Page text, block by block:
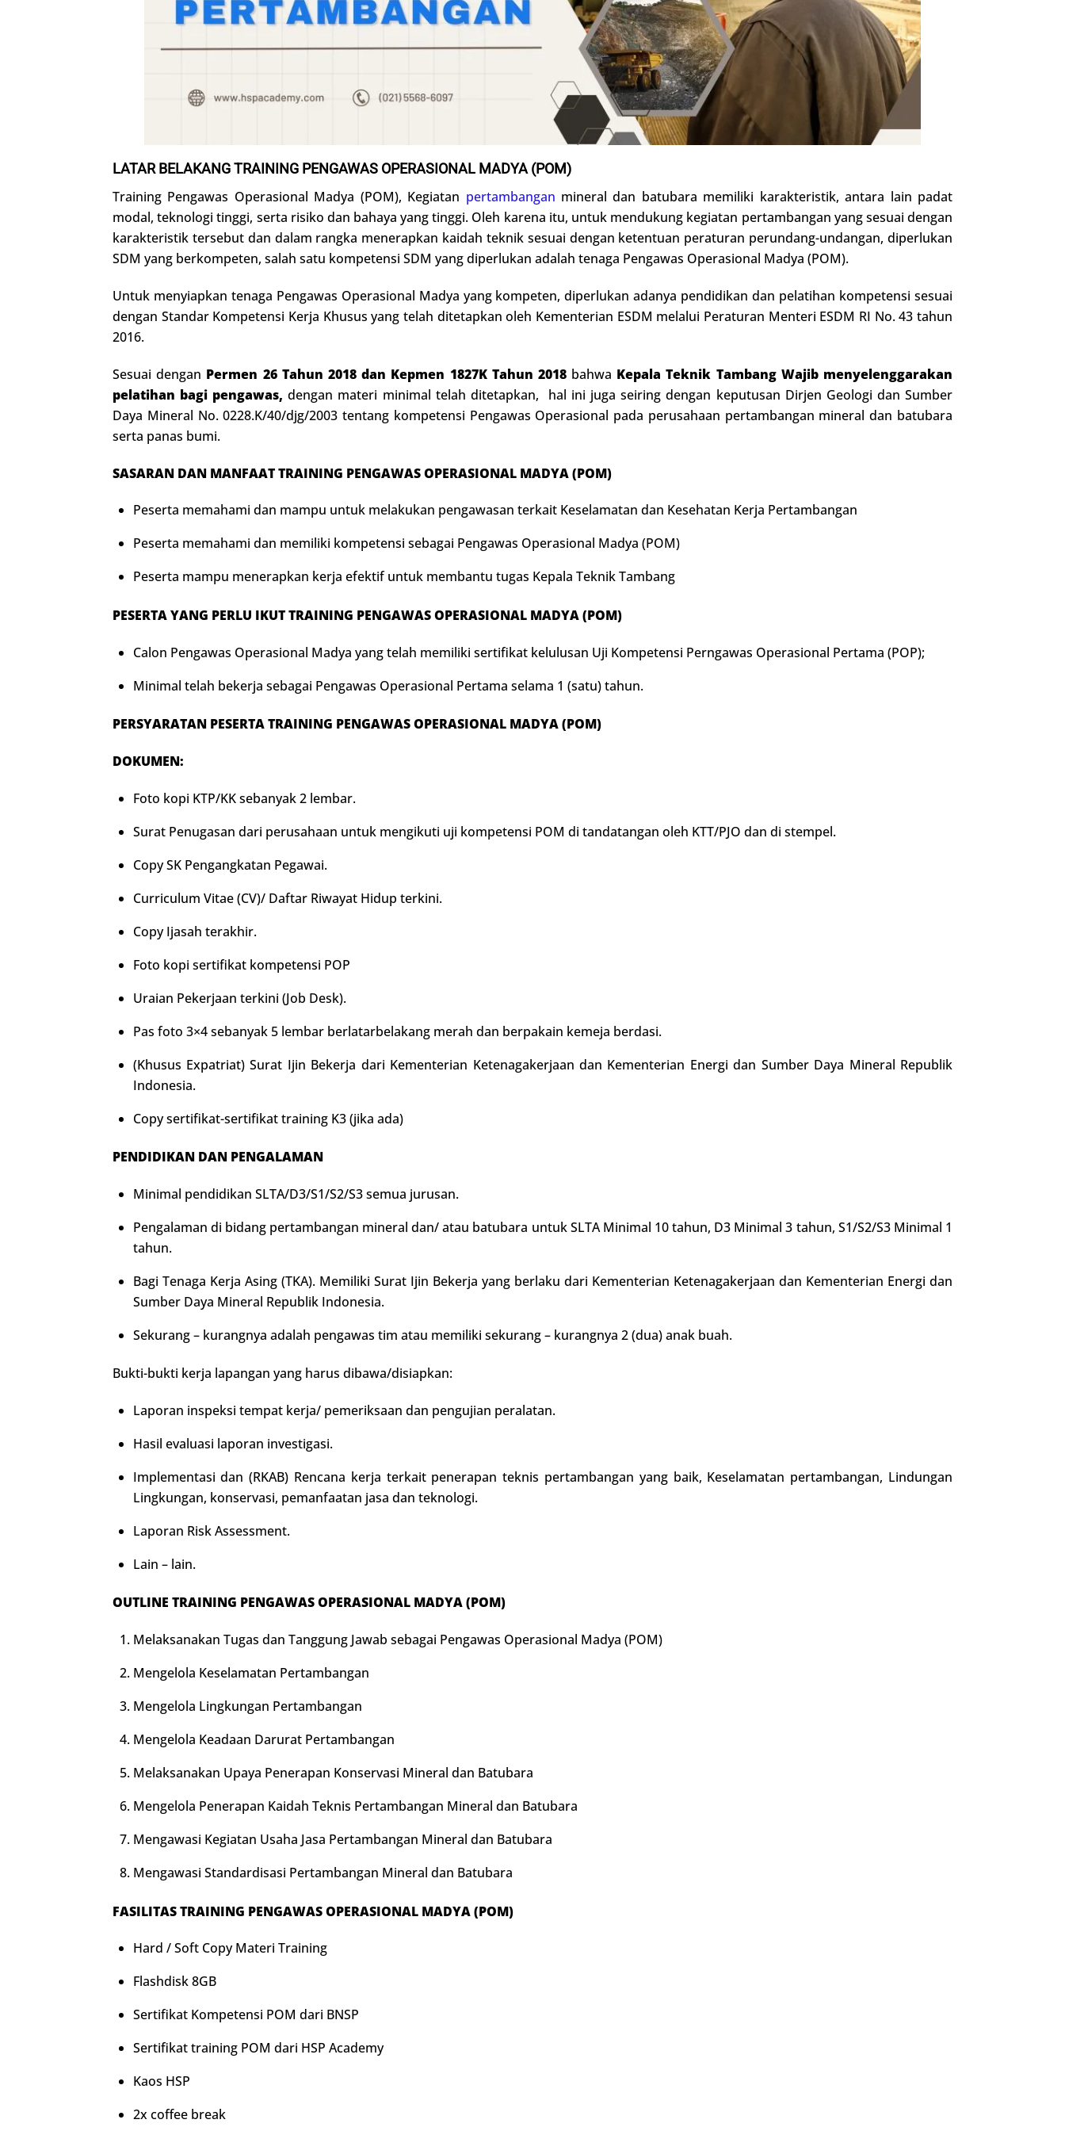
LATAR BELAKANGTRAINING PENGAWAS OPERASIONAL MADYA (POM)
Training Pengawas Operasional Madya (POM), Kegiatan pertambangan mineral dan batubara memiliki karakteristik, antara lain padat
modal, teknologi tinggi, serta risiko dan bahaya yang tinggi. Oleh karena itu, untuk mendukung kegiatan pertambangan yang sesuai dengan
karakteristik tersebut dan dalam rangka menerapkan kaidah teknik sesuai dengan ketentuan peraturan perundang-undangan, diperlukan
SDM yang berkompeten, salah satu kompetensi SDM yang diperlukan adalah tenaga Pengawas Operasional Madya (POM).
Untuk menyiapkan tenaga Pengawas Operasional Madya yang kompeten, diperlukan adanya pendidikan dan pelatihan kompetensi sesuai
dengan Standar Kompetensi Kerja Khusus yang telah ditetapkan oleh Kementerian ESDM melalui Peraturan Menteri ESDM RI No. 43 tahun
2016.
Sesuai dengan Permen 26 Tahun 2018 dan Kepmen 1827K Tahun 2018bahwa Kepala Teknik Tambang Wajib menyelenggarakan
pelatihan bagi pengawas, dengan materi minimal telah ditetapkan, hal ini juga seiring dengan keputusan Dirjen Geologi dan Sumber
Daya Mineral No. 0228.K/40/djg/2003 tentang kompetensi Pengawas Operasional pada perusahaan pertambangan mineral dan batubara
serta panas bumi.
SASARAN DAN MANFAATTRAINING PENGAWAS OPERASIONAL MADYA (POM)
Peserta memahami dan mampu untuk melakukan pengawasan terkait Keselamatan dan Kesehatan Kerja Pertambangan
Peserta memahami dan memiliki kompetensi sebagai Pengawas Operasional Madya (POM)
Peserta mampu menerapkan kerja efektif untuk membantu tugas Kepala Teknik Tambang
PESERTA YANG PERLU IKUTTRAINING PENGAWAS OPERASIONAL MADYA (POM)
Calon Pengawas Operasional Madya yang telah memiliki sertifikat kelulusan Uji Kompetensi Perngawas Operasional Pertama (POP);
Minimal telah bekerja sebagai Pengawas Operasional Pertama selama 1 (satu) tahun.
PERSYARATAN PESERTATRAINING PENGAWAS OPERASIONAL MADYA (POM)
DOKUMEN:
Foto kopi KTP/KK sebanyak 2 lembar.
Surat Penugasan dari perusahaan untuk mengikuti uji kompetensi POM di tandatangan oleh KTT/PJO dan di stempel.
Copy SK Pengangkatan Pegawai.
Curriculum Vitae (CV)/ Daftar Riwayat Hidup terkini.
Copy Ijasah terakhir.
Foto kopi sertifikat kompetensi POP
Uraian Pekerjaan terkini (Job Desk).
Pas foto 3×4 sebanyak 5 lembar berlatarbelakang merah dan berpakain kemeja berdasi.
(Khusus Expatriat) Surat Ijin Bekerja dari Kementerian Ketenagakerjaan dan Kementerian Energi dan Sumber Daya Mineral Republik
Indonesia.
Copy sertifikat-sertifikat training K3 (jika ada)
PENDIDIKAN DAN PENGALAMAN
Minimal pendidikan SLTA/D3/S1/S2/S3 semua jurusan.
Pengalaman di bidang pertambangan mineral dan/ atau batubara untuk SLTA Minimal 10 tahun, D3 Minimal 3 tahun, S1/S2/S3 Minimal 1
tahun.
Bagi Tenaga Kerja Asing (TKA). Memiliki Surat Ijin Bekerja yang berlaku dari Kementerian Ketenagakerjaan dan Kementerian Energi dan
Sumber Daya Mineral Republik Indonesia.
Sekurang – kurangnya adalah pengawas tim atau memiliki sekurang – kurangnya 2 (dua) anak buah.
Bukti-bukti kerja lapangan yang harus dibawa/disiapkan:
Laporan inspeksi tempat kerja/ pemeriksaan dan pengujian peralatan.
Hasil evaluasi laporan investigasi.
Implementasi dan (RKAB) Rencana kerja terkait penerapan teknis pertambangan yang baik, Keselamatan pertambangan, Lindungan
Lingkungan, konservasi, pemanfaatan jasa dan teknologi.
Laporan Risk Assessment.
Lain – lain.
OUTLINE TRAINING PENGAWAS OPERASIONAL MADYA (POM)
Melaksanakan Tugas dan Tanggung Jawab sebagai Pengawas Operasional Madya (POM)
Mengelola Keselamatan Pertambangan
Mengelola Lingkungan Pertambangan
Mengelola Keadaan Darurat Pertambangan
Melaksanakan Upaya Penerapan Konservasi Mineral dan Batubara
Mengelola Penerapan Kaidah Teknis Pertambangan Mineral dan Batubara
Mengawasi Kegiatan Usaha Jasa Pertambangan Mineral dan Batubara
Mengawasi Standardisasi Pertambangan Mineral dan Batubara
FASILITASTRAINING PENGAWAS OPERASIONAL MADYA (POM)
Hard / Soft Copy Materi Training
Flashdisk 8GB
Sertifikat Kompetensi POM dari BNSP
Sertifikat training POM dari HSP Academy
Kaos HSP
2x coffee break